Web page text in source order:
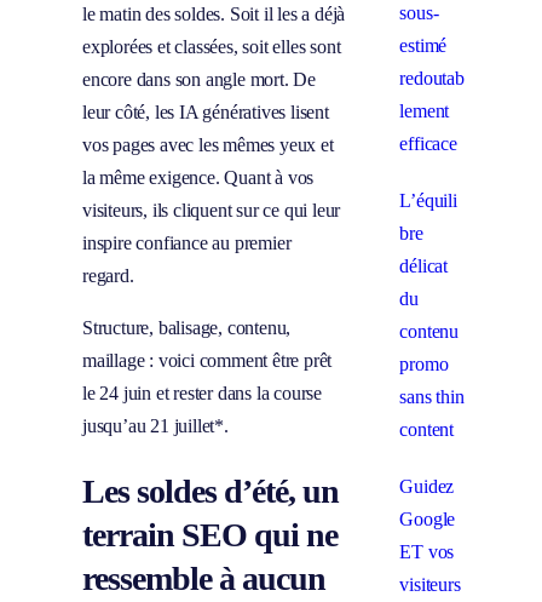
le matin des soldes. Soit il les a déjà
explorées et classées, soit elles sont
encore dans son angle mort. De
leur côté, les IA génératives lisent
vos pages avec les mêmes yeux et
la même exigence. Quant à vos
visiteurs, ils cliquent sur ce qui leur
inspire confiance au premier
regard.
Structure, balisage, contenu,
maillage : voici comment être prêt
le 24 juin et rester dans la course
jusqu’au 21 juillet*.
Les soldes d’été, un
terrain SEO qui ne
ressemble à aucun
sous-
estimé
redoutab
lement
efficace
L’équili
bre
délicat
du
contenu
promo
sans thin
content
Guidez
Google
ET vos
visiteurs